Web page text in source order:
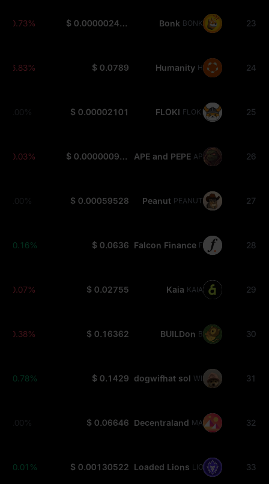
23
Bonk BONK
$ 0.000002471
-0.73%
24
Humanity H
$ 0.0789
-6.83%
25
FLOKI FLOKI
$ 0.00002101
0.00%
26
APE and PEPE APEPE
$ 0.000000938
-0.03%
27
Peanut PEANUT
$ 0.00059528
0.00%
28
Falcon Finance FF
$ 0.0636
+0.16%
29
Kaia KAIA
$ 0.02755
-0.07%
30
BUILDon B
$ 0.16362
-0.38%
31
dogwifhat sol WIF
$ 0.1429
+0.78%
32
Decentraland MANA
$ 0.06646
0.00%
33
Loaded Lions LION
$ 0.00130522
+0.01%